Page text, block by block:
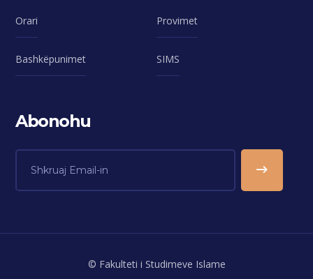
Orari Provimet
Bashkëpunimet SIMS
Abonohu
© Fakulteti i Studimeve Islame